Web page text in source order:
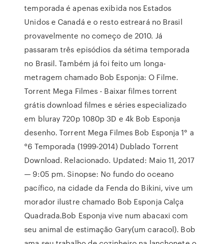
temporada é apenas exibida nos Estados
Unidos e Canadá e o resto estreará no Brasil
provavelmente no começo de 2010. Já
passaram três episódios da sétima temporada
no Brasil. Também já foi feito um longa-
metragem chamado Bob Esponja: O Filme.
Torrent Mega Filmes - Baixar filmes torrent
grátis download filmes e séries especializado
em bluray 720p 1080p 3D e 4k Bob Esponja
desenho. Torrent Mega Filmes Bob Esponja 1° a
°6 Temporada (1999-2014) Dublado Torrent
Download. Relacionado. Updated: Maio 11, 2017
— 9:05 pm. Sinopse: No fundo do oceano
pacífico, na cidade da Fenda do Bikini, vive um
morador ilustre chamado Bob Esponja Calça
Quadrada.Bob Esponja vive num abacaxi com
seu animal de estimação Gary(um caracol). Bob